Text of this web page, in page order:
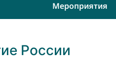
Мероприятия
России